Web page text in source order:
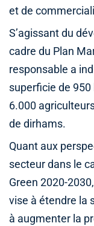
et de
S’agissant du
cadre du Plan
responsable a
superficie de
6.000
de dirhams.
Quant aux
secteur dans le
Green 2020-
vise à étendre la
à augmenter la